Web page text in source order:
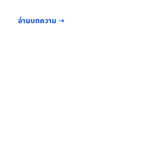
อ่านบทความ ➝